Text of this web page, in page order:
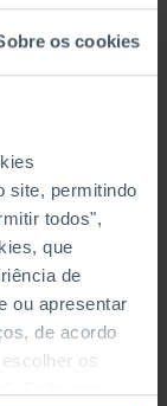
os cookies
site, permitindo
todos",
que
de
ou apresentar
de acordo
os